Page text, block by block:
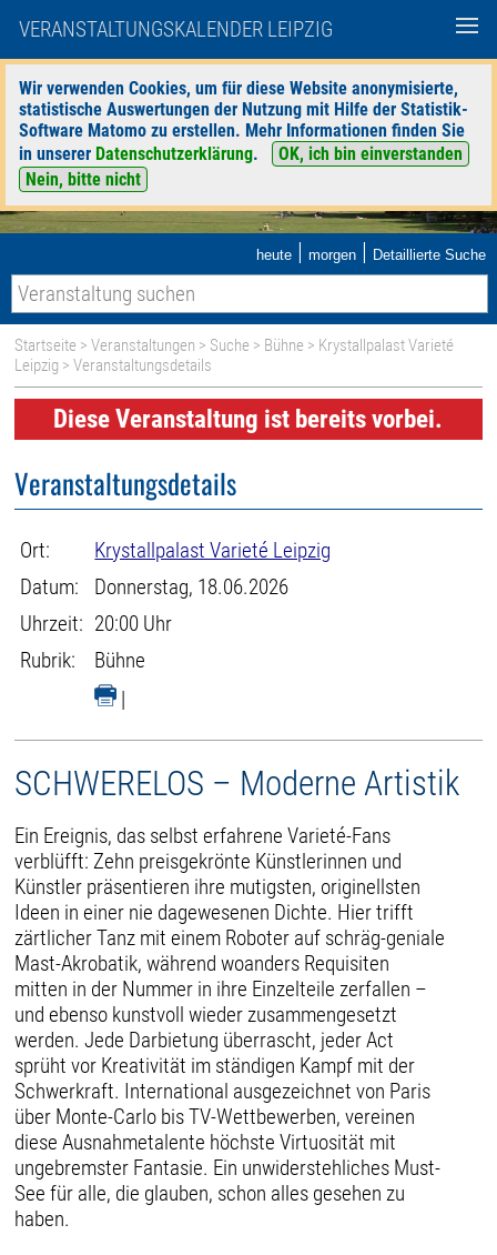
VERANSTALTUNGSKALENDER LEIPZIG
Wir verwenden Cookies, um für diese Website anonymisierte,
statistische Auswertungen der Nutzung mit Hilfe der Statistik-
Software Matomo zu erstellen. Mehr Informationen finden Sie
in unserer Datenschutzerklärung.
OK, ich bin einverstanden
Nein, bitte nicht
heute | morgen | Detaillierte Suche
Startseite >Veranstaltungen > Suche > Bühne > Krystallpalast Varieté
Leipzig > Veranstaltungsdetails
Diese Veranstaltung ist bereits vorbei.
Veranstaltungsdetails
Ort:
Krystallpalast Varieté Leipzig
Datum:
Donnerstag, 18.06.2026
Uhrzeit: 20:00 Uhr
Rubrik:
Bühne
|
SCHWERELOS – Moderne Artistik
Ein Ereignis, das selbst erfahrene Varieté-Fans
verblüfft: Zehn preisgekrönte Künstlerinnen und
Künstler präsentieren ihre mutigsten, originellsten
Ideen in einer nie dagewesenen Dichte. Hier trifft
zärtlicher Tanz mit einem Roboter auf schräg-geniale
Mast-Akrobatik, während woanders Requisiten
mitten in der Nummer in ihre Einzelteile zerfallen –
und ebenso kunstvoll wieder zusammengesetzt
werden. Jede Darbietung überrascht, jeder Act
sprüht vor Kreativität im ständigen Kampf mit der
Schwerkraft. International ausgezeichnet von Paris
über Monte-Carlo bis TV-Wettbewerben, vereinen
diese Ausnahmetalente höchste Virtuosität mit
ungebremster Fantasie. Ein unwiderstehliches Must-
See für alle, die glauben, schon alles gesehen zu
haben.